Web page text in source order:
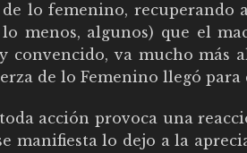
lo femenino, recuperando
menos, algunos) que el
convencido, va mucho más
de lo Femenino llegó para
acción provoca una
manifiesta lo dejo a la